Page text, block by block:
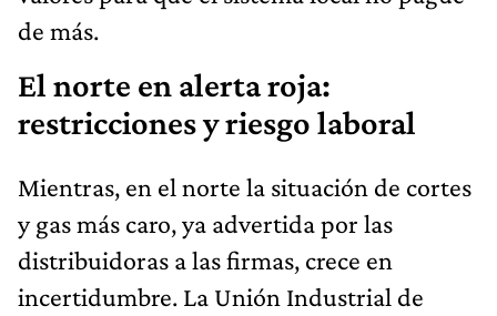
de más.
El norte en alerta roja:
restricciones y riesgo laboral
Mientras, en el norte la situación de cortes
y gas más caro, ya advertida por las
distribuidoras a las firmas, crece en
incertidumbre. La Unión Industrial de